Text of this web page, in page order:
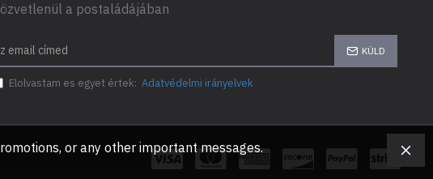
a postaládájában
KÜLD
Elolvastam es egyet értek: Adatvédelmi irányelvek
or any other important messages.